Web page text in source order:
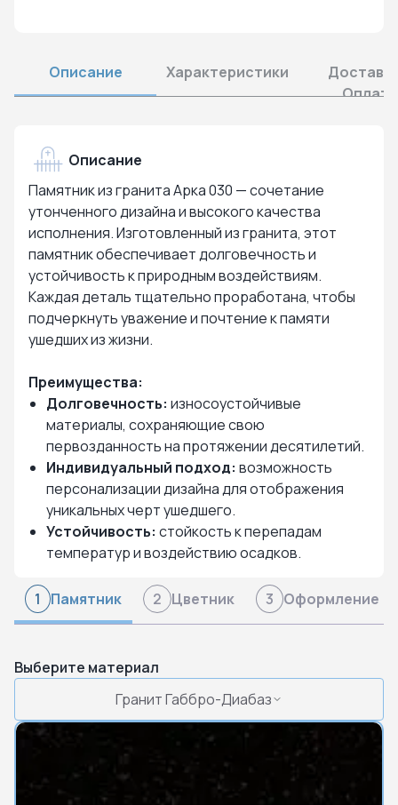
Описание Характеристики
Оплата
Описание
Памятник из гранита Арка 030 — сочетание
утонченного дизайна и высокого качества
исполнения. Изготовленный из гранита, этот
памятник обеспечивает долговечность и
устойчивость к природным воздействиям.
Каждая деталь тщательно проработана, чтобы
подчеркнуть уважение и почтение к памяти
ушедших из жизни.
Преимущества:
Долговечность: износоустойчивые
материалы, сохраняющие свою
первозданность на протяжении десятилетий.
Индивидуальный подход: возможность
персонализации дизайна для отображения
уникальных черт ушедшего.
Устойчивость: стойкость к перепадам
температур и воздействию осадков.
1 Памятник 2 Цветник 3 Оформление
Выберите материал
Гранит Габбро-Диабаз